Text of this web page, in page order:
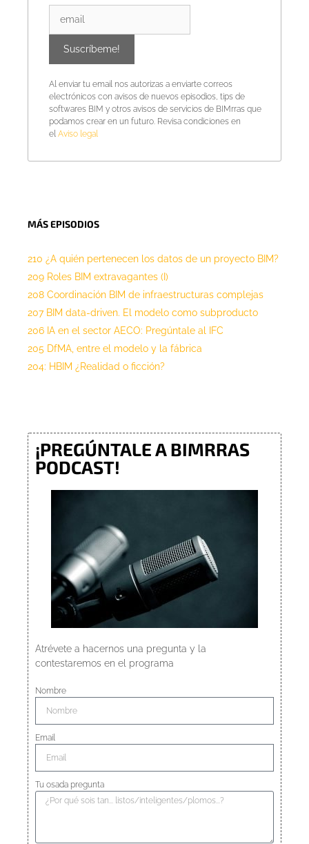
Al enviar tu email nos autorizas a enviarte correos
electrónicos con avisos de nuevos episodios, tips de
softwares BIM y otros avisos de servicios de BIMrras que
podamos crear en un futuro. Revisa condiciones en
el Aviso legal
MÁS EPISODIOS
210 ¿A quién pertenecen los datos de un proyecto BIM?
209 Roles BIM extravagantes (I)
208 Coordinación BIM de infraestructuras complejas
207 BIM data-driven. El modelo como subproducto
206 IA en el sector AECO: Pregúntale al IFC
205 DfMA, entre el modelo y la fábrica
204: HBIM ¿Realidad o ficción?
¡PREGÚNTALE A BIMRRAS
PODCAST!
Atrévete a hacernos una pregunta y la
contestaremos en el programa
Nombre
Email
Tu osada pregunta